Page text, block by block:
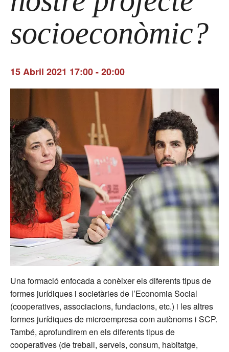
socioeconòmic?
15 Abril 2021 17:00-20:00
Una formació enfocada a conèixer els diferents tipus de
formes jurídiques i societàries de l’Economia Social
(cooperatives, associacions, fundacions, etc.) i les altres
formes jurídiques de microempresa com autònoms i SCP.
També, aprofundirem en els diferents tipus de
cooperatives (de treball, serveis, consum, habitatge,